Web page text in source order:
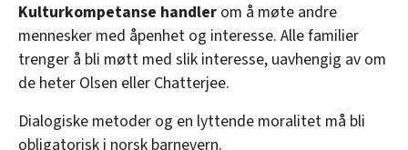
Kulturkompetanse handler om å møte andre
mennesker med åpenhet og interesse. Alle familier
trenger å bli møtt med slik interesse, uavhengig av om
de heter Olsen eller Chatterjee.
Dialogiske metoder og en lyttende moralitet må bli
obligatorisk i norsk barnevern.